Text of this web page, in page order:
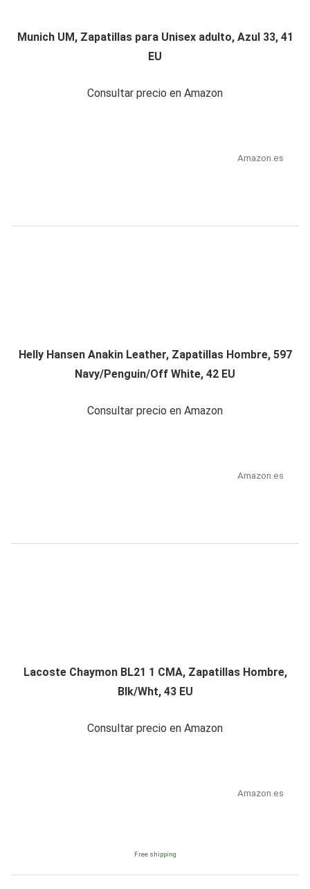
Munich UM, Zapatillas para Unisex adulto, Azul 33, 41
EU
Consultar precio en Amazon
Amazon.es
Helly Hansen Anakin Leather, Zapatillas Hombre, 597
Navy/Penguin/Off White, 42 EU
Consultar precio en Amazon
Amazon.es
Lacoste Chaymon BL21 1 CMA, Zapatillas Hombre,
Blk/Wht, 43 EU
Consultar precio en Amazon
Amazon.es
Free shipping